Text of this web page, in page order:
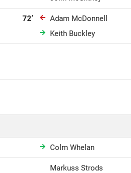
72’
Adam McDonnell
Keith Buckley
Colm Whelan
Markuss Strods